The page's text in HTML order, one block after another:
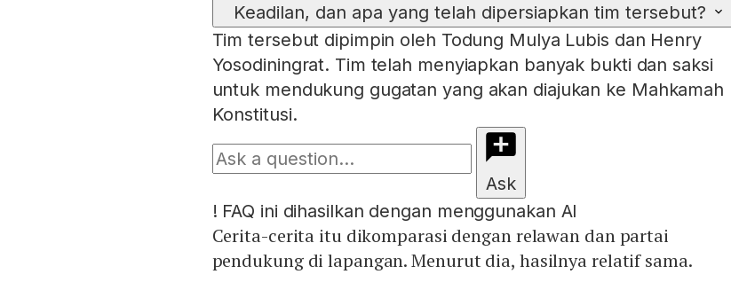
Keadilan, dan apa yang telah dipersiapkan tim tersebut?
Tim tersebut dipimpin oleh Todung Mulya Lubis dan Henry
Yosodiningrat. Tim telah menyiapkan banyak bukti dan saksi
untuk mendukung gugatan yang akan diajukan ke Mahkamah
Konstitusi.
Ask
! FAQ ini dihasilkan dengan menggunakan AI
Cerita-cerita itu dikomparasi dengan relawan dan partai
pendukung di lapangan. Menurut dia, hasilnya relatif sama.